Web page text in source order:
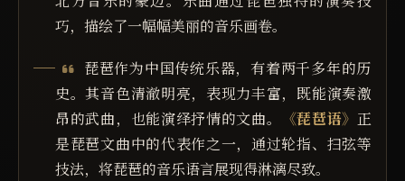
巧，描绘了一幅幅美丽的音乐画卷。
琵琶作为中国传统乐器，有着两千多年的历
史。其音色清澈明亮，表现力丰富，既能演奏激
昂的武曲，也能演绎抒情的文曲。
《琵琶语》 正
是琵琶文曲中的代表作之一，通过轮指、扫弦等
技法，将琵琶的音乐语言展现得淋漓尽致。